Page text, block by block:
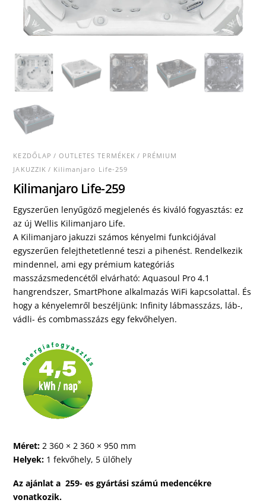
KEZDŐLAP / OUTLETES TERMÉKEK / PRÉMIUM
JAKUZZIK / Kilimanjaro Life-259
Kilimanjaro Life-259
Egyszerűen lenyűgöző megjelenés és kiváló fogyasztás: ez
az új Wellis Kilimanjaro Life.
A Kilimanjaro jakuzzi számos kényelmi funkciójával
egyszerűen felejthetetlenné teszi a pihenést. Rendelkezik
mindennel, ami egy prémium kategóriás
masszázsmedencétől elvárható: Aquasoul Pro 4.1
hangrendszer, SmartPhone alkalmazás WiFi kapcsolattal. És
hogy a kényelemről beszéljünk: Infinity lábmasszázs, láb-,
vádli- és combmasszázs egy fekvőhelyen.
Méret: 2 360 × 2 360 × 950 mm
Helyek: 1 fekvőhely, 5 ülőhely
Az ajánlat a 259- es gyártási számú medencékre
vonatkozik.